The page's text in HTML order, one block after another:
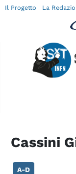
Il Progetto La
Cassini
A-D